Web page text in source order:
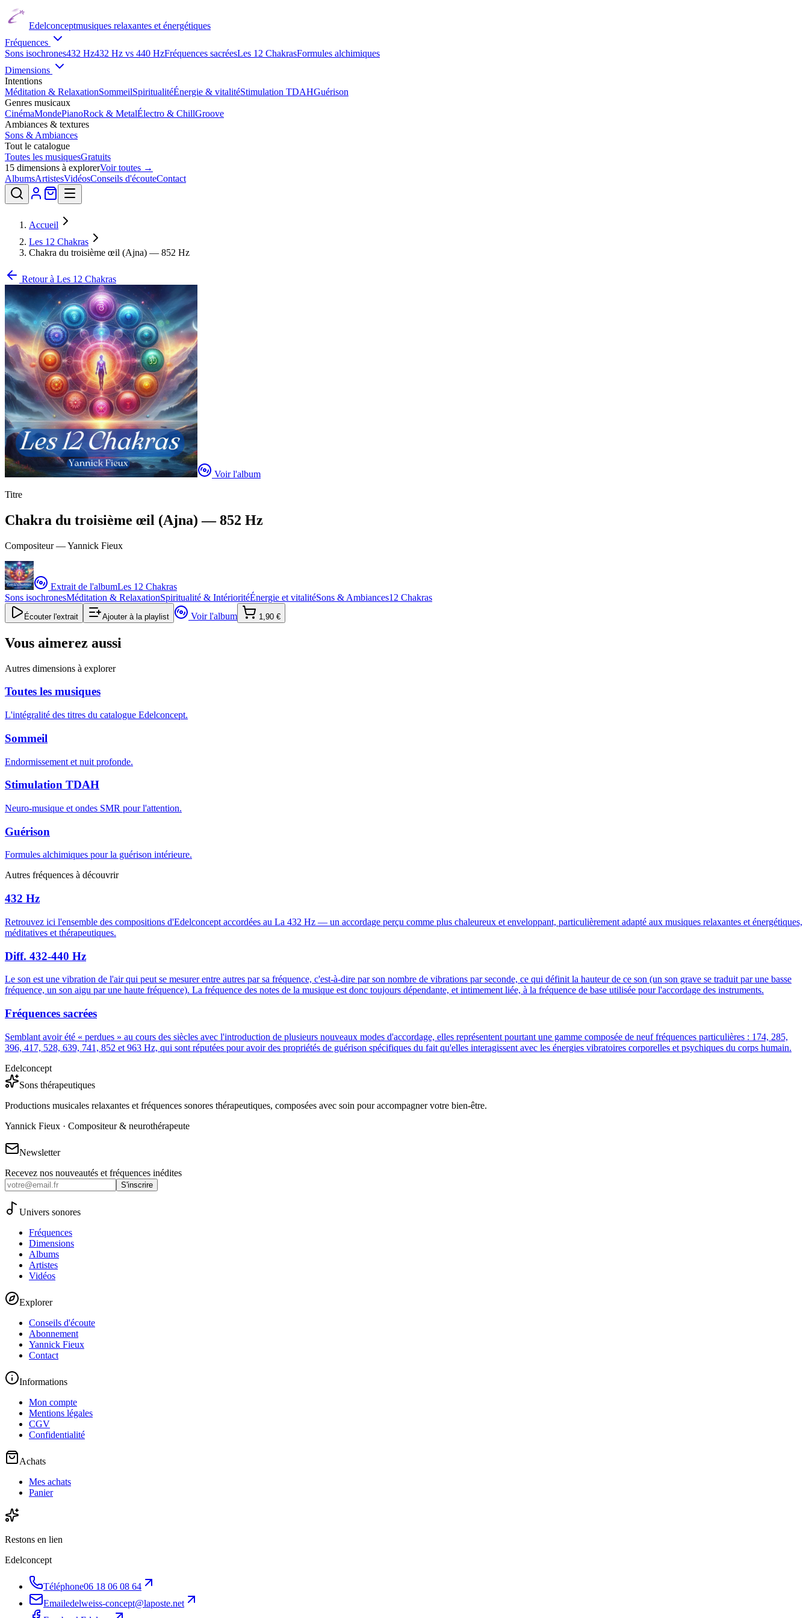
Edelconceptmusiques relaxantes et énergétiques
Fréquences
Sons isochrones432 Hz432 Hz vs 440 HzFréquences sacréesLes 12 ChakrasFormules alchimiques
Dimensions
Intentions
Méditation & RelaxationSommeilSpiritualitéÉnergie & vitalitéStimulation TDAHGuérison
Genres musicaux
CinémaMondePianoRock & MetalÉlectro & ChillGroove
Ambiances & textures
Sons & Ambiances
Tout le catalogue
Toutes les musiquesGratuits
15 dimensions à explorerVoir toutes →
AlbumsArtistesVidéosConseils d'écouteContact
Accueil
Les 12 Chakras
Chakra du troisième œil (Ajna) — 852 Hz
Retour à Les 12 Chakras
Voir l'album
Titre
Chakra du troisième œil (Ajna) — 852 Hz
Compositeur —Yannick Fieux
Extrait de l'albumLes 12 Chakras
Sons isochronesMéditation & RelaxationSpiritualité & IntérioritéÉnergie et vitalitéSons & Ambiances12 Chakras
Écouter l'extrait Ajouter à la playlist Voir l'album 1,90 €
Vous aimerez aussi
Autres dimensions à explorer
Toutes les musiques
L'intégralité des titres du catalogue Edelconcept.
Sommeil
Endormissement et nuit profonde.
Stimulation TDAH
Neuro-musique et ondes SMR pour l'attention.
Guérison
Formules alchimiques pour la guérison intérieure.
Autres fréquences à découvrir
432 Hz
Retrouvez ici l'ensemble des compositions d'Edelconcept accordées au La 432 Hz — un accordage perçu comme plus chaleureux et enveloppant, particulièrement adapté aux musiques relaxantes et énergétiques,
méditatives et thérapeutiques.
Diff. 432-440 Hz
Le son est une vibration de l'air qui peut se mesurer entre autres par sa fréquence, c'est-à-dire par son nombre de vibrations par seconde, ce qui définit la hauteur de ce son (un son grave se traduit par une basse
fréquence, un son aigu par une haute fréquence). La fréquence des notes de la musique est donc toujours dépendante, et intimement liée, à la fréquence de base utilisée pour l'accordage des instruments.
Fréquences sacrées
Semblant avoir été « perdues » au cours des siècles avec l'introduction de plusieurs nouveaux modes d'accordage, elles représentent pourtant une gamme composée de neuf fréquences particulières : 174, 285,
396, 417, 528, 639, 741, 852 et 963 Hz, qui sont réputées pour avoir des propriétés de guérison spécifiques du fait qu'elles interagissent avec les énergies vibratoires corporelles et psychiques du corps humain.
Edelconcept
Sons thérapeutiques
Productions musicales relaxantes et fréquences sonores thérapeutiques, composées avec soin pour accompagner votre bien-être.
Yannick Fieux · Compositeur & neurothérapeute
Newsletter
Recevez nos nouveautés et fréquences inédites
S'inscrire
Univers sonores
Fréquences
Dimensions
Albums
Artistes
Vidéos
Explorer
Conseils d'écoute
Abonnement
Yannick Fieux
Contact
Informations
Mon compte
Mentions légales
CGV
Confidentialité
Achats
Mes achats
Panier
Restons en lien
Edelconcept
Téléphone06 18 06 08 64
Emailedelweiss-concept@laposte.net